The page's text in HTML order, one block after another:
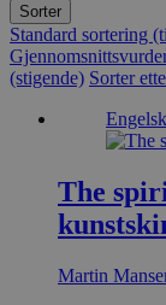
Sorter
Standard sortering
(stigende) Sorter
The
Martin